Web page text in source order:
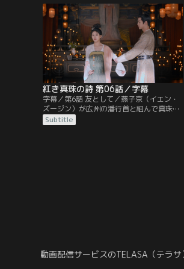
商・燕子京（イエン・ズージン）と謎めい
た書生・張晋然（ジャン・ジンラン）が現
れ崔定（ツイ・ディン）が開催する真珠の
競売会に参加する。
紅き真珠の詩 第06話／字幕
字幕／第6話 友として／燕子京（イエン・
ズージン）が広州の潘行首と組んで真珠を
買い占めていると気づいた崔十九（ツイ・
シージウ）は、燕子京と徐南英（シュー・
Subtitle
動画配信サービスのTELASA（テラサ